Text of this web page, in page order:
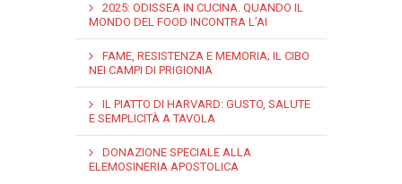
2025: ODISSEA IN CUCINA. QUANDO IL
MONDO DEL FOOD INCONTRA L’AI
FAME, RESISTENZA E MEMORIA; IL CIBO
NEI CAMPI DI PRIGIONIA
IL PIATTO DI HARVARD: GUSTO, SALUTE
E SEMPLICITÀ A TAVOLA
DONAZIONE SPECIALE ALLA
ELEMOSINERIA APOSTOLICA